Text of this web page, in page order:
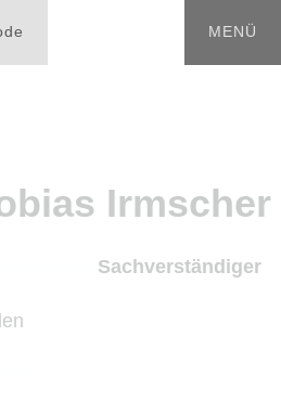
Irmscher
Sachverständiger